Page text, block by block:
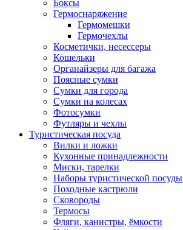
Боксы
Гермоснаряжение
Гермомешки
Гермочехлы
Косметички, несессеры
Кошельки
Органайзеры для багажа
Поясные сумки
Сумки для города
Сумки на колесах
Фотосумки
Футляры и чехлы
Туристическая посуда
Вилки и ложки
Кухонные принадлежности
Миски, тарелки
Наборы туристической посуды
Походные кастрюли
Сковороды
Термосы
Фляги, канистры, ёмкости